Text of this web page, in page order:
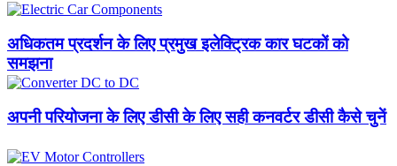
अधिकतम प्रदर्शन के लिए प्रमुख इलेक्ट्रिक कार घटकों को
समझना
अपनी परियोजना के लिए डीसी के लिए सही कनवर्टर डीसी कैसे चुनें